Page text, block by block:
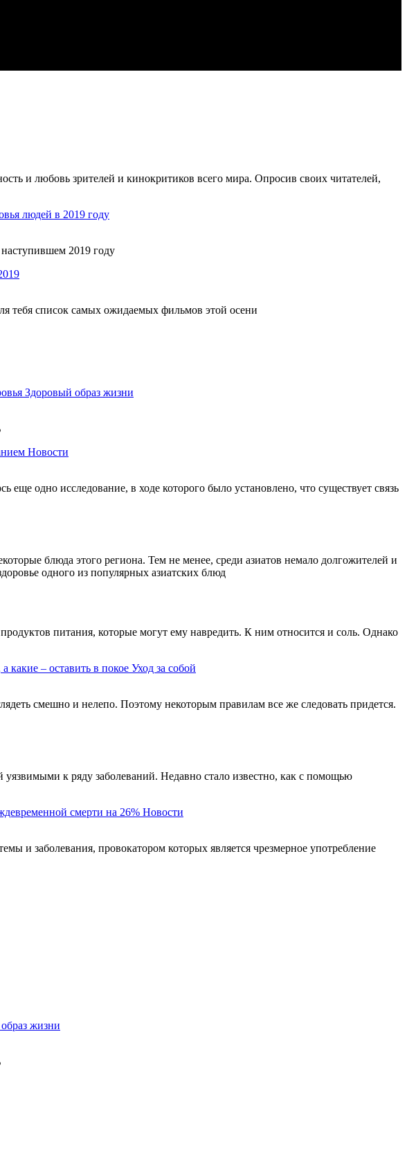
и любовь зрителей и кинокритиков всего мира. Опросив своих читателей,
людей в 2019 году
наступившем 2019 году
тебя список самых ожидаемых фильмов этой осени
Здоровый образ жизни
Новости
одно исследование, в ходе которого было установлено, что существует связь
блюда этого региона. Тем не менее, среди азиатов немало долгожителей и
одного из популярных азиатских блюд
питания, которые могут ему навредить. К ним относится и соль. Однако
какие – оставить в покое Уход за собой
смешно и нелепо. Поэтому некоторым правилам все же следовать придется.
к ряду заболеваний. Недавно стало известно, как с помощью
смерти на 26% Новости
и заболевания, провокатором которых является чрезмерное употребление
жизни